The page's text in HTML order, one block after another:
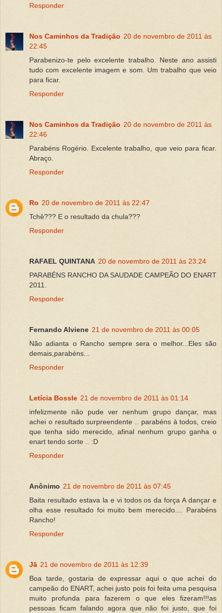
Responder
Nos Caminhos da Tradição 20 de novembro de 2011 às
22:45
Parabenizo-te pelo excelente trabalho. Neste ano assisti
tudo com excelente imagem e som. Um trabalho que veio
para ficar.
Responder
Nos Caminhos da Tradição 20 de novembro de 2011 às
22:46
Parabéns Rogério. Excelente trabalho, que veio para ficar.
Abraço.
Responder
Ro 20 de novembro de 2011 às 22:47
Tchê??? E o resultado da chula???
Responder
RAFAEL QUINTANA 20 de novembro de 2011 às 23:24
PARABÉNS RANCHO DA SAUDADE CAMPEÃO DO ENART
2011.
Responder
Fernando Alviene 21 de novembro de 2011 às 00:05
Não adianta o Rancho sempre sera o melhor...Eles são
demais,parabéns...
Responder
Letícia Bossle 21 de novembro de 2011 às 01:14
infelizmente não pude ver nenhum grupo dançar, mas
achei o resultado surpreendente .. parabéns à todos, creio
que tenha sido merecido, afinal nenhum grupo ganha o
enart tendo sorte .. :D
Responder
Anônimo 21 de novembro de 2011 às 07:45
Baita resultado estava la e vi todos os da força A dançar e
olha esse resultado foi muito bem merecido.... Parabéns
Rancho!
Responder
Jã 21 de novembro de 2011 às 12:39
Boa tarde, gostaria de expressar aqui o que achei do
campeão do ENART, achei justo pois foi feita uma pesquisa
muito profunda para fazerem o que eles fizeram!!!as
pessoas ficam falando agora que não foi justo, que foi